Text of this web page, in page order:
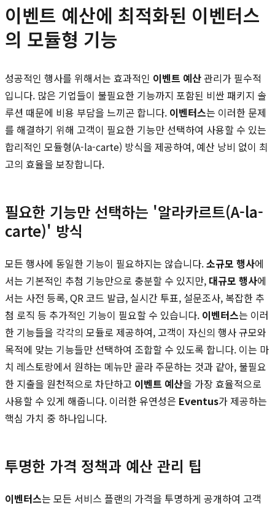
이벤트 예산에 최적화된 이벤터스
의 모듈형 기능
성공적인 행사를 위해서는 효과적인 이벤트 예산관리가 필수적
입니다. 많은 기업들이 불필요한 기능까지 포함된 비싼 패키지 솔
루션 때문에 비용 부담을 느끼곤 합니다. 이벤터스는 이러한 문제
를 해결하기 위해 고객이 필요한 기능만 선택하여 사용할 수 있는
합리적인 모듈형(A-la-carte) 방식을 제공하여, 예산 낭비 없이 최
고의 효율을 보장합니다.
필요한 기능만 선택하는 '알라카르트(A-la-
carte)' 방식
모든 행사에 동일한 기능이 필요하지는 않습니다.소규모 행사에
서는 기본적인 추첨 기능만으로 충분할 수 있지만, 대규모 행사에
서는 사전 등록, QR 코드 발급, 실시간 투표, 설문조사, 복잡한 추
첨 로직 등 추가적인 기능이 필요할 수 있습니다. 이벤터스는 이러
한 기능들을 각각의 모듈로 제공하여, 고객이 자신의 행사 규모와
목적에 맞는 기능들만 선택하여 조합할 수 있도록 합니다. 이는 마
치 레스토랑에서 원하는 메뉴만 골라 주문하는 것과 같아, 불필요
한 지출을 원천적으로 차단하고 이벤트 예산을 가장 효율적으로
사용할 수 있게 해줍니다. 이러한 유연성은 Eventus가 제공하는
핵심 가치 중 하나입니다.
투명한 가격 정책과 예산 관리 팁
이벤터스는 모든 서비스 플랜의 가격을 투명하게 공개하여 고객